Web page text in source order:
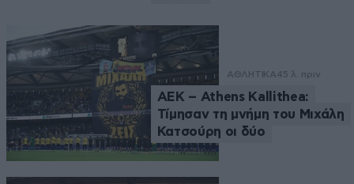
ΑΘΛΗΤΙΚΑ45 λ. πριν
ΑΕΚ – Athens Kallithea:
Τίμησαν τη μνήμη του Μιχάλη
Κατσούρη οι δύο